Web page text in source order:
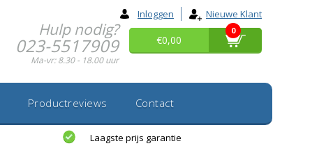
Inloggen Nieuwe Klant
Hulp nodig?
023-5517909
Ma-vr: 8.30 - 18.00 uur
€0,00
0
Productreviews Contact
Laagste prijs garantie